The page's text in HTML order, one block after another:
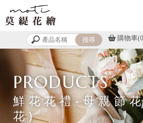
購物車
鮮花花禮-母親節
花)